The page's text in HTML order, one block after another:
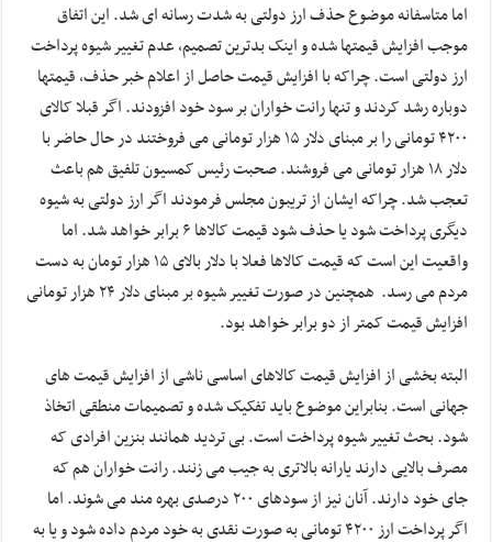
اما متاسفانه موضوع حذف ارز دولتی به شدت رسانه ای شد. این اتفاق
موجب افزایش قیمتها شده و اینک بدترین تصمیم، عدم تغییر شیوه پرداخت
ارز دولتی است. چراکه با افزایش قیمت حاصل از اعلام خبر حذف، قیمتها
دوباره رشد کردند و تنها رانت خواران بر سود خود افزودند. اگر قبلا کالای
۴۲۰۰ تومانی را بر مبنای دلار ۱۵ هزار تومانی می فروختند در حال حاضر با
دلار ۱۸ هزار تومانی می فروشند. صحبت رئیس کمسیون تلفیق هم باعث
تعجب شد. چراکه ایشان از تریبون مجلس فرمودند اگر ارز دولتی به شیوه
دیگری پرداخت شود یا حذف شود قیمت کالاها ۶ برابر خواهد شد. اما
واقعیت این است که قیمت کالاها فعلا با دلار بالای ۱۵ هزار تومان به دست
مردم می رسد. همچنین در صورت تغییر شیوه بر مبنای دلار ۲۴ هزار تومانی
افزایش قیمت کمتر از دو برابر خواهد بود.
البته بخشی از افزایش قیمت کالاهای اساسی ناشی از افزایش قیمت های
جهانی است. بنابراین موضوع باید تفکیک شده و تصمیمات منطقی اتخاذ
شود. بحث تغییر شیوه پرداخت است. بی تردید همانند بنزین افرادی که
مصرف بالایی دارند یارانه بالاتری به جیب می زنند. رانت خواران هم که
جای خود دارند. آنان نیز از سودهای ۲۰۰ درصدی بهره مند می شوند. اما
اگر پرداخت ارز ۴۲۰۰ تومانی به صورت نقدی به خود مردم داده شود و یا به